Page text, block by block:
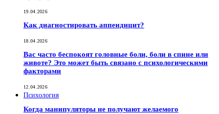
19.04.2026
Как диагностировать аппендицит?
18.04.2026
Вас часто беспокоят головные боли, боли в спине или
животе? Это может быть связано с психологическими
факторами
12.04.2026
Психология
Когда манипуляторы не получают желаемого